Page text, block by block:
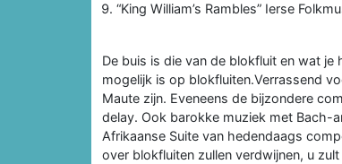
“King William’s Rambles” Ierse
De buis is die van de blokfluit en wat je
mogelijk is op blokfluiten.Verrassend
Maute zijn. Eveneens de bijzondere
delay. Ook barokke muziek met Bach-
Afrikaanse Suite van hedendaags
over blokfluiten zullen verdwijnen, u